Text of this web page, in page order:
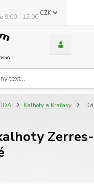
CZK
9:00 - 12:00
Kalhoty a Kraťasy